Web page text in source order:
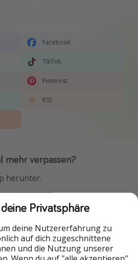
Facebook
TikTok
Pinterest
RSS
mehr verpassen?
herunter.
der HolidayPirates Group
Privatsphäre
deine Nutzererfahrung zu
auf dich zugeschnittene
und die Nutzung unserer